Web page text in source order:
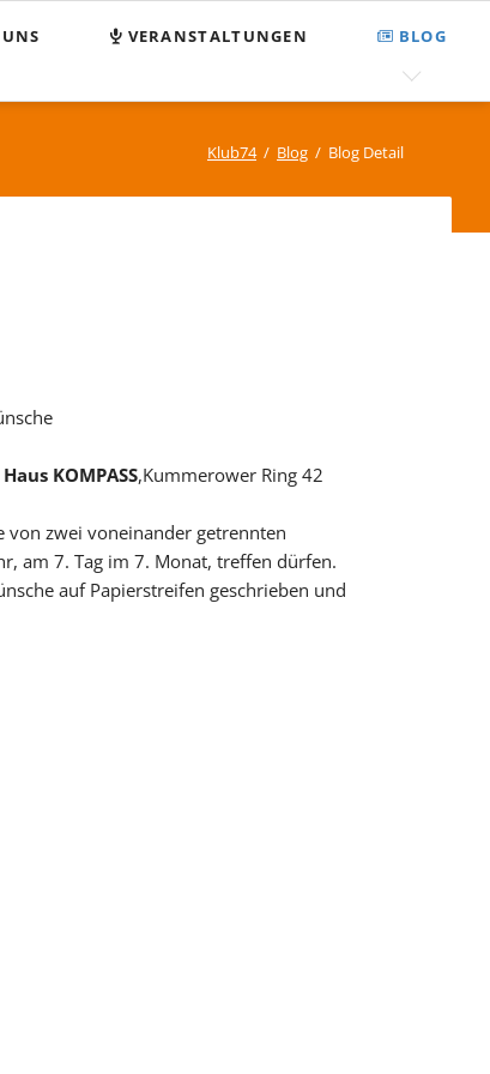
VERANSTALTUNGEN BLOG
Suchen und Finden
Klub74 Blog Blog Detail
Haus KOMPASS,Kummerower Ring 42
von zwei voneinander getrennten
am 7. Tag im 7. Monat, treffen dürfen.
auf Papierstreifen geschrieben und